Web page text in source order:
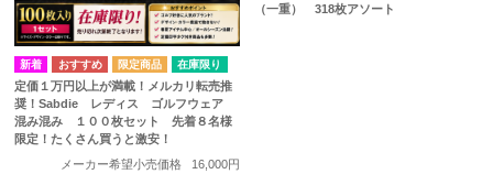
在庫限り
定価１万円以上が満載！メルカリ転売推
奨！Sabdie レディス ゴルフウェア
混み混み １００枚セット 先着８名様
限定！たくさん買うと激安！
メーカー希望小売価格
16,000円
（一重） 318枚アソート